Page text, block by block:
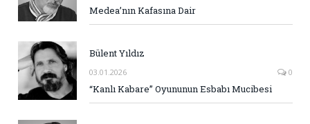
Medea’nın Kafasına Dair
Bülent Yıldız
03.01.2026 0
“Kanlı Kabare” Oyununun Esbabı Mucibesi